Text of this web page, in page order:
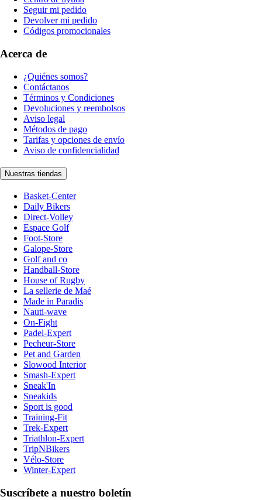
Seguir mi pedido
Devolver mi pedido
Códigos promocionales
Acerca de
¿Quiénes somos?
Contáctanos
Términos y Condiciones
Devoluciones y reembolsos
Aviso legal
Métodos de pago
Tarifas y opciones de envío
Aviso de confidencialidad
Nuestras tiendas
Basket-Center
Daily Bikers
Direct-Volley
Espace Golf
Foot-Store
Galope-Store
Golf and co
Handball-Store
House of Rugby
La sellerie de Maé
Made in Paradis
Nauti-wave
On-Fight
Padel-Expert
Pecheur-Store
Pet and Garden
Slowood Interior
Smash-Expert
Sneak'In
Sneakids
Sport is good
Training-Fit
Trek-Expert
Triathlon-Expert
TripNBikers
Vélo-Store
Winter-Expert
Suscríbete a nuestro boletín